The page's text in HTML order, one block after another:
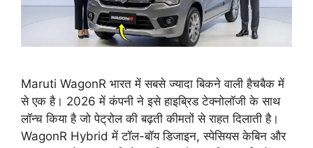
Maruti WagonR भारत में सबसे ज्यादा बिकने वाली हैचबैक में
से एक है। 2026 में कंपनी ने इसे हाइब्रिड टेक्नोलॉजी के साथ
लॉन्च किया है जो पेट्रोल की बढ़ती कीमतों से राहत दिलाती है।
WagonR Hybrid में टॉल-बॉय डिजाइन, स्पेसियस केबिन और